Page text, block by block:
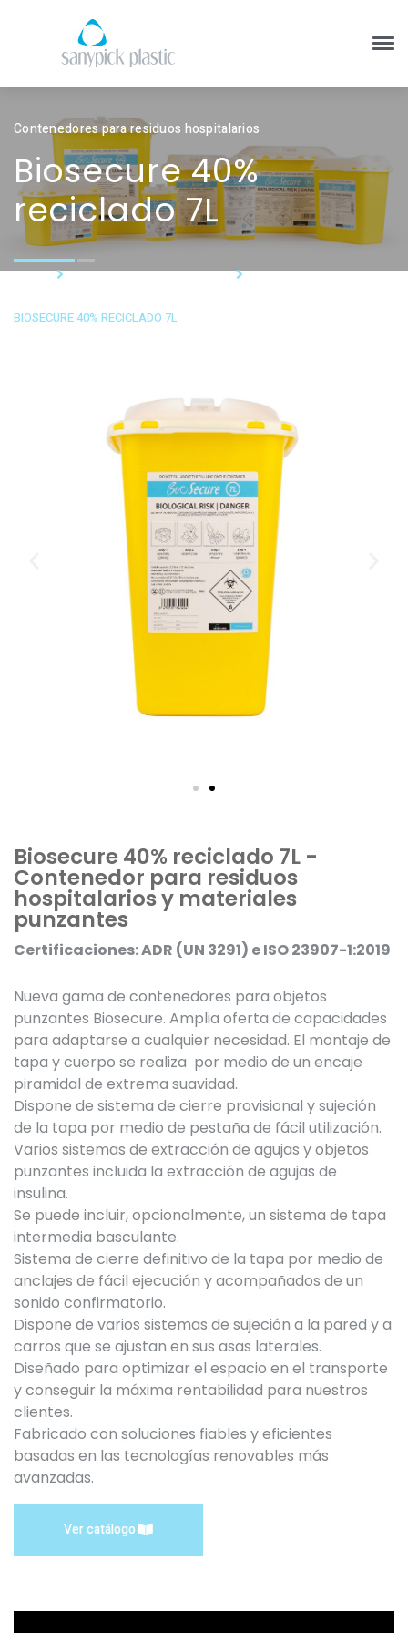
Contenedores para residuos hospitalarios
Biosecure 40%
reciclado 7L
HOME BIOSECURE 40% RECICLADO
BIOSECURE 40% RECICLADO 7L
Biosecure 40% reciclado 7L -
Contenedor para residuos
hospitalarios y materiales
punzantes
Certificaciones: ADR (UN 3291) e ISO 23907-1:2019
Nueva gama de contenedores para objetos
punzantes Biosecure. Amplia oferta de capacidades
para adaptarse a cualquier necesidad. El montaje de
tapa y cuerpo se realiza por medio de un encaje
piramidal de extrema suavidad.
Dispone de sistema de cierre provisional y sujeción
de la tapa por medio de pestaña de fácil utilización.
Varios sistemas de extracción de agujas y objetos
punzantes incluida la extracción de agujas de
insulina.
Se puede incluir, opcionalmente, un sistema de tapa
intermedia basculante.
Sistema de cierre definitivo de la tapa por medio de
anclajes de fácil ejecución y acompañados de un
sonido confirmatorio.
Dispone de varios sistemas de sujeción a la pared y a
carros que se ajustan en sus asas laterales.
Diseñado para optimizar el espacio en el transporte
y conseguir la máxima rentabilidad para nuestros
clientes.
Fabricado con soluciones fiables y eficientes
basadas en las tecnologías renovables más
avanzadas.
Ver catálogo